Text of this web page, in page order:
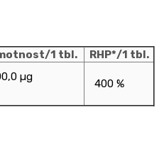
1 tbl.
RHP*/1 tbl.
µg
400 %